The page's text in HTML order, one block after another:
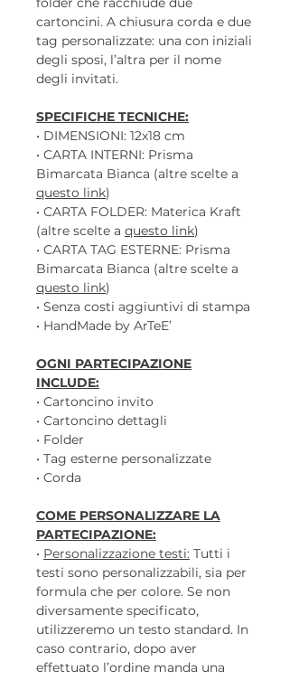
cartoncini. A chiusura corda e due
tag personalizzate: una con iniziali
degli sposi, l’altra per il nome
degli invitati.
SPECIFICHE TECNICHE:
• DIMENSIONI: 12x18 cm
• CARTA INTERNI: Prisma
Bimarcata Bianca (altre scelte a
questo link)
• CARTA FOLDER: Materica Kraft
(altre scelte a questo link)
• CARTA TAG ESTERNE: Prisma
Bimarcata Bianca (altre scelte a
questo link)
• Senza costi aggiuntivi di stampa
• HandMade by ArTeE’
OGNI PARTECIPAZIONE
INCLUDE:
• Cartoncino invito
• Cartoncino dettagli
• Folder
• Tag esterne personalizzate
• Corda
COME PERSONALIZZARE LA
PARTECIPAZIONE:
• Personalizzazione testi: Tutti i
testi sono personalizzabili, sia per
formula che per colore. Se non
diversamente specificato,
utilizzeremo un testo standard. In
caso contrario, dopo aver
effettuato l’ordine manda una